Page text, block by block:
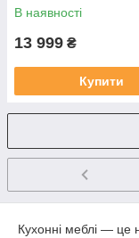
В наявності
13 999 ₴
Купити
Кухонні меблі — це